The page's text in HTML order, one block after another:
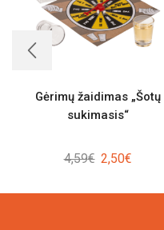
Gėrimų žaidimas „Šotų
sukimasis“
4,59€ Original
was:
2,50€Current
is: